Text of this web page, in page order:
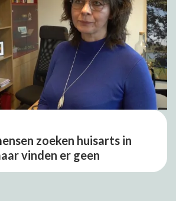
zoeken huisarts in
vinden er geen